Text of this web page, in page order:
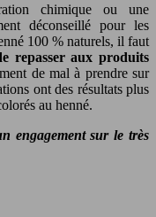
chimique ou une
déconseillé pour les
100 % naturels, il faut
repasser aux produits
de mal à prendre sur
ont des résultats plus
au henné.
engagement sur le très